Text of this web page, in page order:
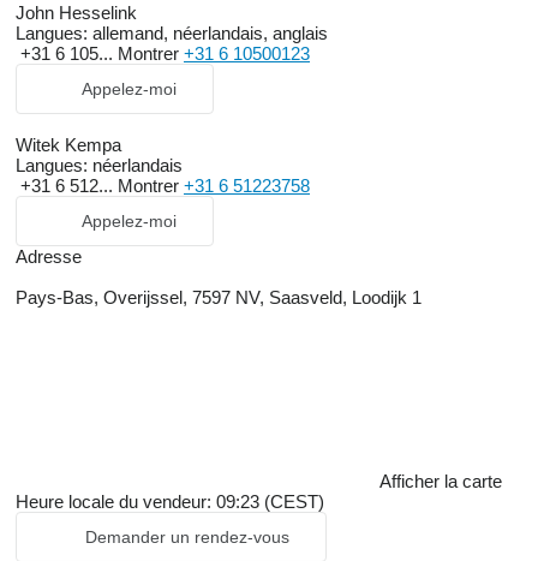
John Hesselink
Langues: allemand, néerlandais, anglais
+31 6 105... Montrer +31 6 10500123
Appelez-moi
Witek Kempa
Langues: néerlandais
+31 6 512... Montrer +31 6 51223758
Appelez-moi
Adresse
Pays-Bas, Overijssel, 7597 NV, Saasveld, Loodijk 1
Afficher la carte
Heure locale du vendeur: 09:23 (CEST)
Demander un rendez-vous